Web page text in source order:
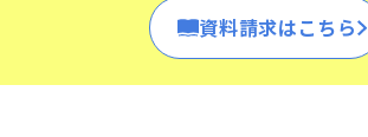
資料請求はこちら